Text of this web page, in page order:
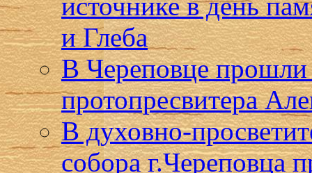
и Глеба
В Череповце прошли
протопресвитера
В духовно-
собора г.Череповца